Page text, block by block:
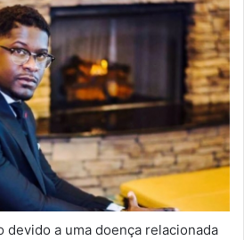
a uma doença relacionada